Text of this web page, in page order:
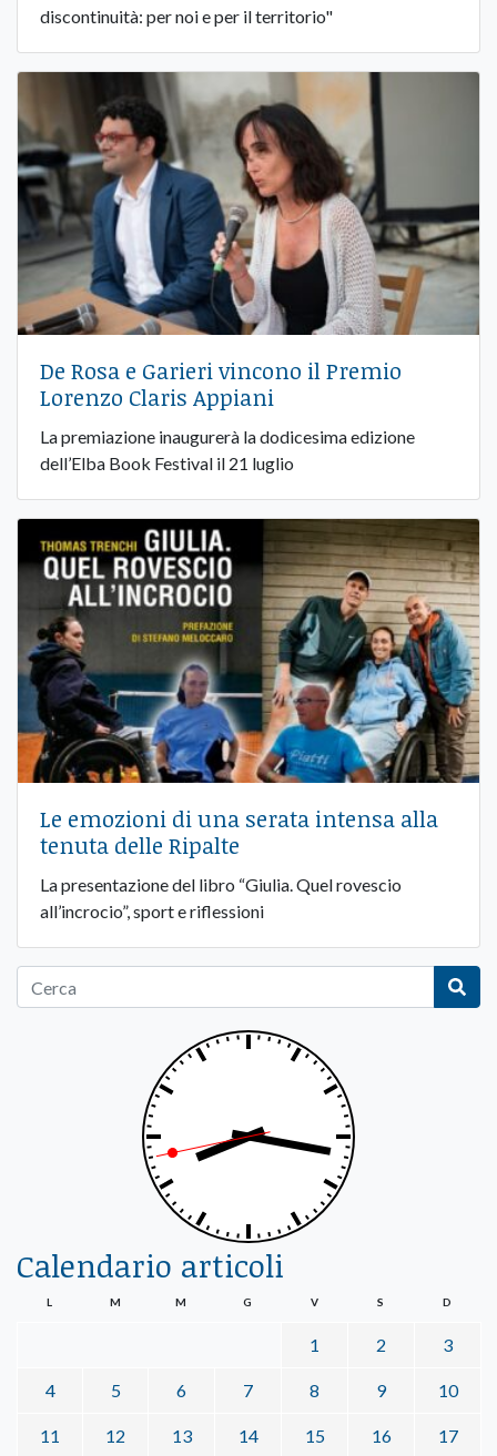
discontinuità: per noi e per il territorio"
De Rosa e Garieri vincono il Premio
Lorenzo Claris Appiani
La premiazione inaugurerà la dodicesima edizione
dell’Elba Book Festival il 21 luglio
Le emozioni di una serata intensa alla
tenuta delle Ripalte
La presentazione del libro “Giulia. Quel rovescio
all’incrocio”, sport e riflessioni
Calendario articoli
L M M G V S D
1 2 3
4 5 6 7 8 9 10
11 12 13 14 15 16 17